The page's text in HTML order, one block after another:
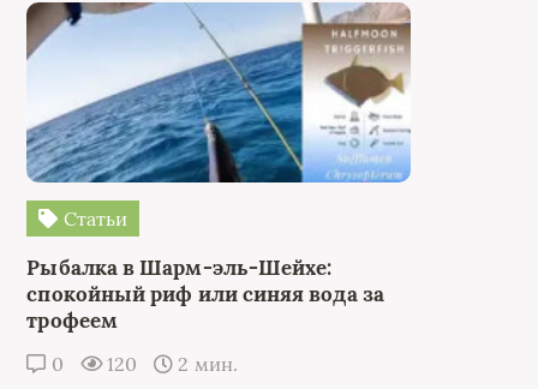
Статьи
Рыбалка в Шарм-эль-Шейхе:
спокойный риф или синяя вода за
трофеем
0 120 2 мин.